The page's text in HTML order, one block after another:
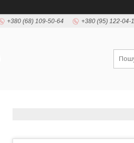
+380 (68) 109-50-64 +380 (95) 122-04-